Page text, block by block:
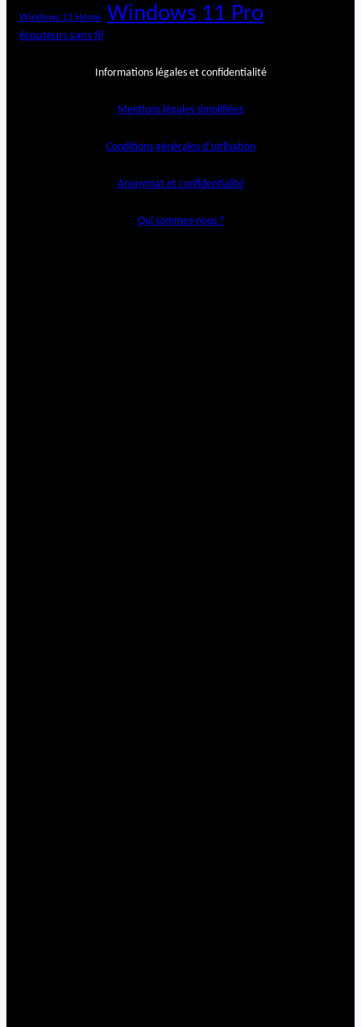
Windows 11 Home Windows 11 Pro
écouteurs sans fil
Informations légales et confidentialité
Mentions légales simplifiées
Conditions générales d’utilisation
Anonymat et confidentialité
Qui sommes-nous ?